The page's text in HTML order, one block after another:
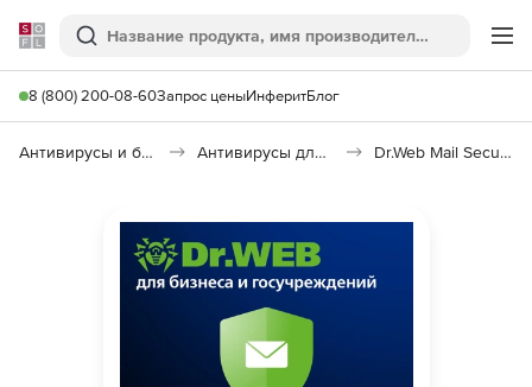
Softline
Поиск
8 (800) 200-08-60Запрос ценыИнферитБлог
Антивирусы и безопасность Антивирусы для организаций Dr.Web Mail Security Suite